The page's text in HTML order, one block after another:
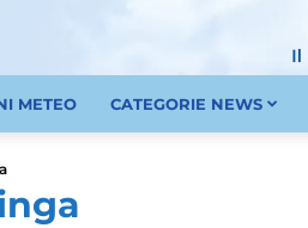
METEO CATEGORIE NEWS